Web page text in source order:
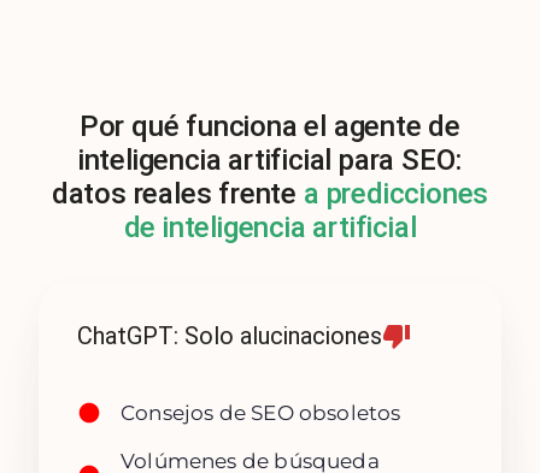
Por qué funciona el agente de
inteligencia artificial para SEO:
datos reales frente a predicciones
de inteligencia artificial
ChatGPT: Solo alucinaciones
Consejos de SEO obsoletos
Volúmenes de búsqueda